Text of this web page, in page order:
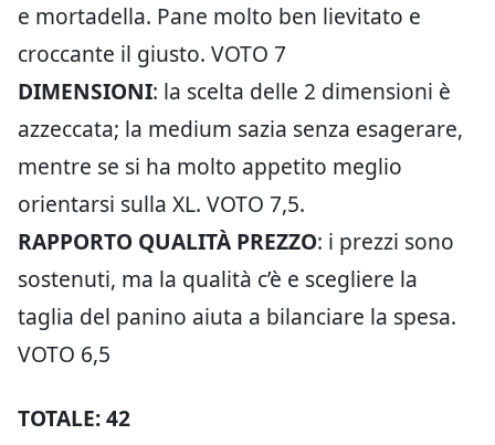
e mortadella. Pane molto ben lievitato e
croccante il giusto. VOTO 7
DIMENSIONI: la scelta delle 2 dimensioni è
azzeccata; la medium sazia senza esagerare,
mentre se si ha molto appetito meglio
orientarsi sulla XL. VOTO 7,5.
RAPPORTO QUALITÀ PREZZO: i prezzi sono
sostenuti, ma la qualità c’è e scegliere la
taglia del panino aiuta a bilanciare la spesa.
VOTO 6,5
TOTALE: 42